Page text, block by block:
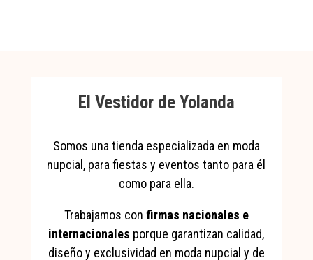
El Vestidor de Yolanda
Somos una tienda especializada en moda
nupcial, para fiestas y eventos tanto para él
como para ella.
Trabajamos con firmas nacionales e
internacionales porque garantizan calidad,
diseño y exclusividad en moda nupcial y de